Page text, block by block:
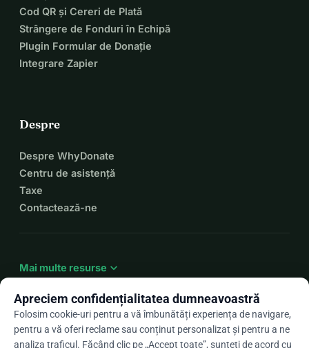
Cod QR și Cereri de Plată
Strângere de Fonduri în Echipă
Plugin Formular de Donație
Integrare Zapier
Despre
Despre WhyDonate
Centru de asistență
Taxe
Contactează-ne
Mai multe resurse expand_more
Roarrow_drop_down
Apreciem confidențialitatea dumneavoastră
Folosim cookie-uri pentru a vă îmbunătăți experiența de navigare,
pentru a vă oferi reclame sau conținut personalizat și pentru a ne
analiza traficul. Făcând clic pe „Accept toate”, sunteți de acord cu